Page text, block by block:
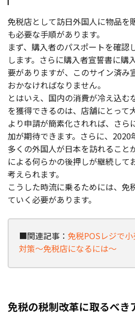
免税店として訪日外国人に物品を
も必要な手順があります。
まず、購入者のパスポートを確認
します。さらに購入者宣誓書に購
要がありますが、このサイン済み
おかなければなりません。
とはいえ、国内の消費が冷え込む
を獲得できるのは、店舗にとって
より申請が簡素化されれば、さら
加が期待できます。さらに、
多くの外国人が日本を訪れること
による何らかの後押しが継続して
考えられます。
こうした時流に乗るためには、免
ていく必要があります。
■関連記事： 免税POSレジで
対策～免税店になるには～
免税の税制改革に取るべき